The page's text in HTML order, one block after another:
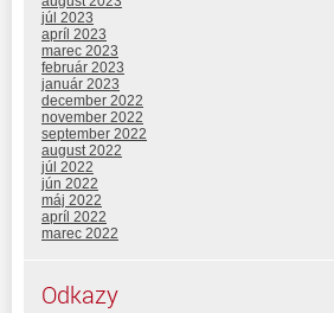
júl 2023
apríl 2023
marec 2023
február 2023
január 2023
december 2022
november 2022
september 2022
august 2022
júl 2022
jún 2022
máj 2022
apríl 2022
marec 2022
Odkazy